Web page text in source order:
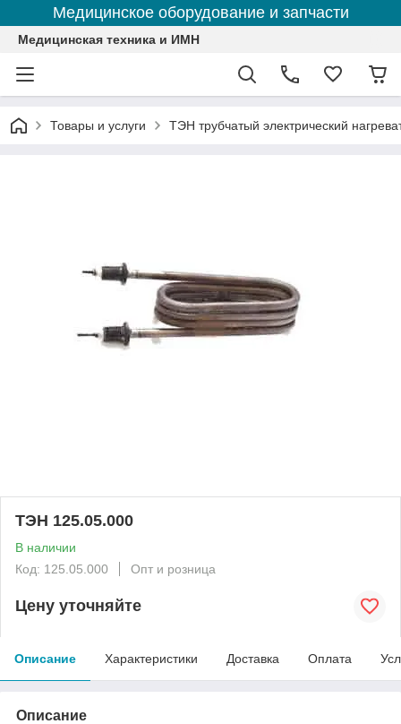
Медицинское оборудование и запчасти
Медицинская техника и ИМН
Товары и услуги ТЭН трубчатый электрический
ТЭН 125.05.000
В наличии
Код: 125.05.000
Опт и розница
Цену уточняйте
Описание Характеристики Доставка Оплата
Описание